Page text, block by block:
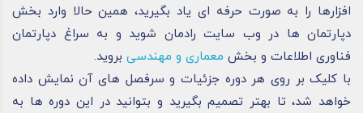
افزار‌ها را به‌ صورت حرفه‌ ای یاد بگیرید، همین حالا وارد بخش
دپارتمان‌ ها در وب‌ سایت رادمان شوید و به‌ سراغ دپارتمان
فناوری اطلاعات و بخش معماری و مهندسی بروید.
با کلیک بر روی هر دوره جزئیات و سرفصل‌ های آن نمایش داده
خواهد شد، تا بهتر تصمیم بگیرید و بتوانید در این دوره‌ ها به‌